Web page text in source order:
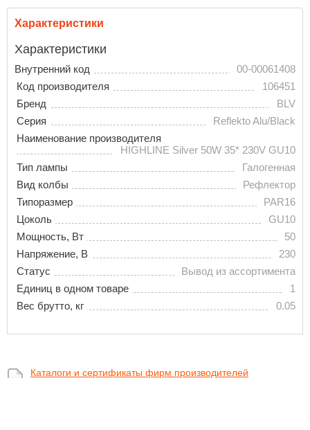
Характеристики
Характеристики
Внутренний код
00-00061408
Код производителя
106451
Бренд
BLV
Серия
Reflekto Alu/Black
Наименование производителя
HIGHLINE Silver 50W 35* 230V GU10
Тип лампы
Галогенная
Вид колбы
Рефлектор
Типоразмер
PAR16
Цоколь
GU10
Мощность, Вт
50
Напряжение, В
230
Статус
Вывод из ассортимента
Единиц в одном товаре
1
Вес брутто, кг
0.05
Каталоги и сертификаты фирм производителей